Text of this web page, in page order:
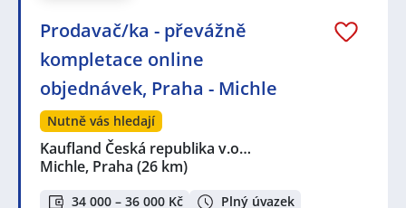
Prodavač/ka - převážně
kompletace online
objednávek, Praha - Michle
Nutně vás hledají
Kaufland Česká republika v.o…
Michle, Praha (26 km)
34 000 – 36 000 Kč Plný úvazek